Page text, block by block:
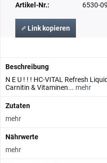
Artikel-Nr.: 6530-09
Link kopieren
Beschreibung
N E U ! ! ! HC-VITAL Refresh
Carnitin & Vitaminen... mehr
Zutaten
mehr
Nährwerte
mehr